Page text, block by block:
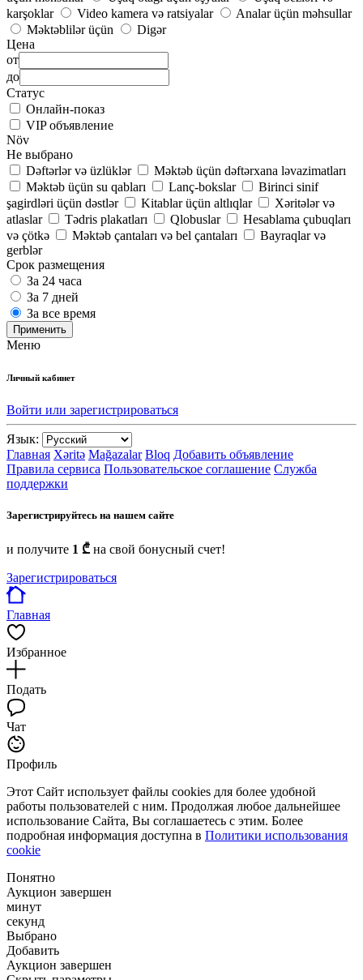
karşoklar
Video kamera və ratsiyalar
Analar üçün məhsullar
Məktəblilər üçün
Digər
Цена
от
до
Статус
Онлайн-показ
VIP объявление
Növ
Не выбрано
Dəftərlər və üzlüklər
Məktəb üçün dəftərxana ləvazimatları
Məktəb üçün su qabları
Lanç-bokslar
Birinci sinif
şagirdləri üçün dəstlər
Kitablar üçün altlıqlar
Xəritələr və
atlaslar
Tədris plakatları Qlobuslar
Hesablama çubuqları
və çötkə
Məktəb çantaları və bel çantaları
Bayraqlar və
gerblər
Срок размещения
За 24 часа
За 7 дней
За все время
Применить
Меню
Личный кабинет
Войти или зарегистрироваться
Язык:
Главная Xəritə Mağazalar Bloq Добавить объявление
Правила сервиса Пользовательское соглашение Служба
поддержки
Зарегистрируйтесь на нашем сайте
и получите 1 ₾ на свой бонусный счет!
Зарегистрироваться
Главная
Избранное
Подать
Чат
Профиль
Этот Сайт использует файлы cookies для более удобной
работы пользователей с ним. Продолжая любое дальнейшее
использование Сайта, Вы соглашаетесь с этим. Более
подробная информация доступна в Политики использования
cookie
Понятно
Аукцион завершен
минут
секунд
Выбрано
Добавить
Аукцион завершен